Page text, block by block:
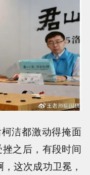
洁都激动得掩面
之后，有段时间
这次成功卫冕，